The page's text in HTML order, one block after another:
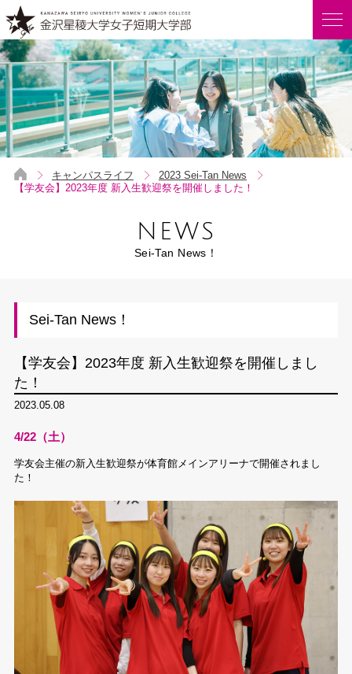
キャンパスライフ
2023 Sei-Tan News
【学友会】2023年度 新入生歓迎祭を開催しました！
NEWS
Sei-Tan News！
Sei-Tan News！
【学友会】2023年度 新入生歓迎祭を開催しまし
た！
2023.05.08
4/22（土）
学友会主催の新入生歓迎祭が体育館メインアリーナで開催されまし
た！